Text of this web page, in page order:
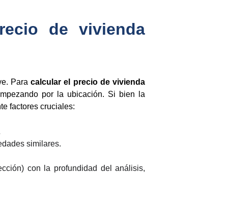
de vivienda
Paracalcular el precio de vivienda
por la ubicación. Si bien la
factores cruciales:
similares.
con la profundidad del análisis,